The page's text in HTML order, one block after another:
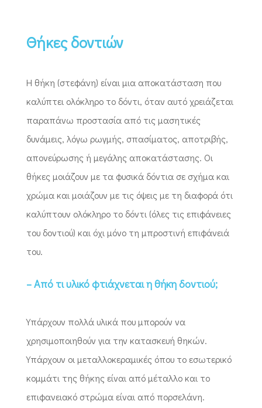
Θήκες δοντιών
Η θήκη (στεφάνη) είναι μια αποκατάσταση που
καλύπτει ολόκληρο το δόντι, όταν αυτό χρειάζεται
παραπάνω προστασία από τις μασητικές
δυνάμεις, λόγω ρωγμής, σπασίματος, αποτριβής,
απονεύρωσης ή μεγάλης αποκατάστασης. Οι
θήκες μοιάζουν με τα φυσικά δόντια σε σχήμα και
χρώμα και μοιάζουν με τις όψεις με τη διαφορά ότι
καλύπτουν ολόκληρο το δόντι (όλες τις επιφάνειες
του δοντιού) και όχι μόνο τη μπροστινή επιφάνειά
του.
– Από τι υλικό φτιάχνεται η θήκη δοντιού;
Υπάρχουν πολλά υλικά που μπορούν να
χρησιμοποιηθούν για την κατασκευή θηκών.
Υπάρχουν οι μεταλλοκεραμικές όπου το εσωτερικό
κομμάτι της θήκης είναι από μέταλλο και το
επιφανειακό στρώμα είναι από πορσελάνη.